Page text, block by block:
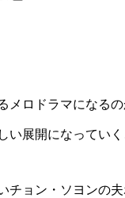
メロドラマになる
い展開になっていく
チョン・ソヨンの